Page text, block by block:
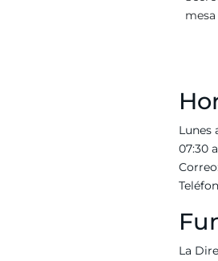
Lunes
07:30
La